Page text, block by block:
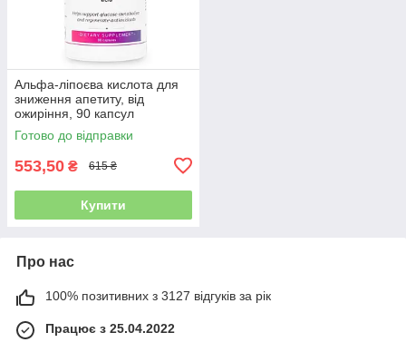
Альфа-ліпоєва кислота для
зниження апетиту, від
ожиріння, 90 капсул
Готово до відправки
553,50 ₴ 615 ₴
Купити
Про нас
100% позитивних з 3127 відгуків за рік
Працює з 25.04.2022